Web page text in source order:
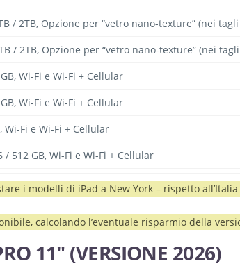
/ 2TB, Opzione per “vetro nano-texture” (nei tagli
/ 2TB, Opzione per “vetro nano-texture” (nei
Wi-Fi e Wi-Fi + Cellular
Wi-Fi e Wi-Fi + Cellular
Fi e Wi-Fi + Cellular
512 GB, Wi-Fi e Wi-Fi + Cellular
i modelli di iPad a New York – rispetto all’Italia
calcolando l’eventuale risparmio della
11″ (VERSIONE 2026)